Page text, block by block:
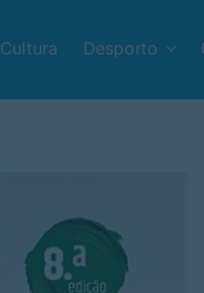
Cultura Desporto